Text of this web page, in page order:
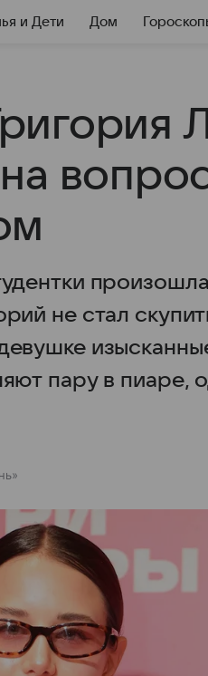
и Дети Дом
не стал
пару в пиаре,